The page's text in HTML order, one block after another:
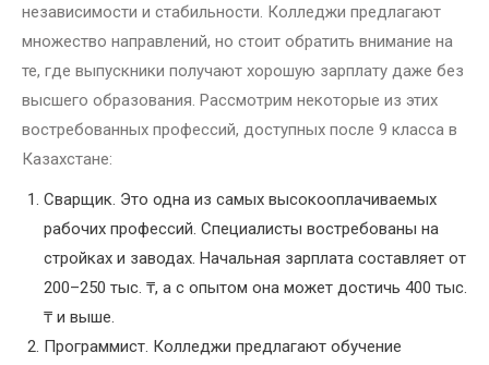
независимости и стабильности. Колледжи предлагают
множество направлений, но стоит обратить внимание на
те, где выпускники получают хорошую зарплату даже без
высшего образования. Рассмотрим некоторые из этих
востребованных профессий, доступных после 9 класса в
Казахстане:
Сварщик. Это одна из самых высокооплачиваемых
рабочих профессий. Специалисты востребованы на
стройках и заводах. Начальная зарплата составляет от
200–250 тыс. ₸, а с опытом она может достичь 400 тыс.
₸ и выше.
Программист. Колледжи предлагают обучение